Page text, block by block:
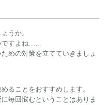
うか。
ですよね……
めの対策を立てていきましょ
ることをおすすめします。
毎回悩むということはありま